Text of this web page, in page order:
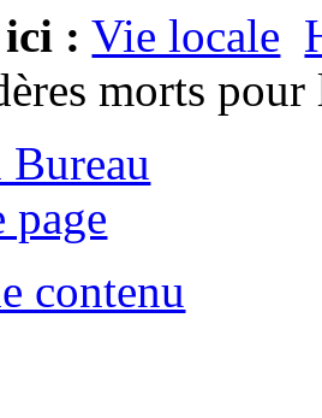
ici : Vie locale
morts
Bureau
page
contenu